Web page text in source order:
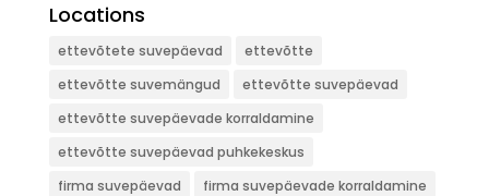
Locations
ettevõtete suvepäevad
ettevõtte
ettevõtte suvemängud
ettevõtte suvepäevad
ettevõtte suvepäevade korraldamine
ettevõtte suvepäevad puhkekeskus
firma suvepäevad
firma suvepäevade korraldamine